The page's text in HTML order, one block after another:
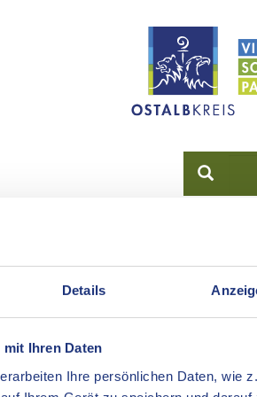
Details
Ihren Daten
Ihre persönlichen Daten, wie
Altenhilfefachberatung/ Projektmanagement